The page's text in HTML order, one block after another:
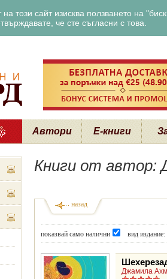
този сайт изисква ползването на
че сте съгласни с това.
Автори Е-книги
Книги от автор:
показвай само налични вид издание:
Джамила
назад